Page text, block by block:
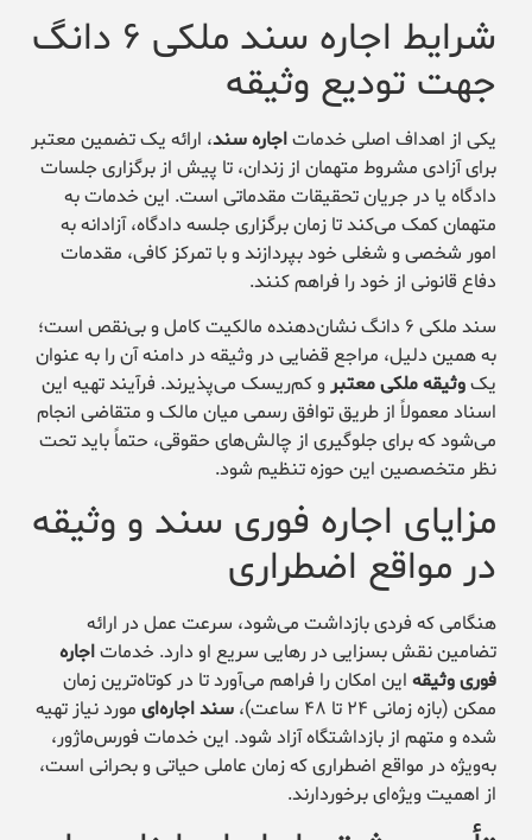
شرایط اجاره سند ملکی ۶ دانگ
جهت تودیع وثیقه
یکی از اهداف اصلی خدماتاجاره سند، ارائه یک تضمین معتبر
برای آزادی مشروط متهمان از زندان، تا پیش از برگزاری جلسات
دادگاه یا در جریان تحقیقات مقدماتی است. این خدمات به
متهمان کمک می‌کند تا زمان برگزاری جلسه دادگاه، آزادانه به
امور شخصی و شغلی خود بپردازند و با تمرکز کافی، مقدمات
دفاع قانونی از خود را فراهم کنند.
سند ملکی ۶ دانگ نشان‌دهنده مالکیت کامل و بی‌نقص است؛
به همین دلیل، مراجع قضایی در وثیقه در دامنه آن را به عنوان
یکوثیقه ملکی معتبرو کم‌ریسک می‌پذیرند. فرآیند تهیه این
اسناد معمولاً از طریق توافق رسمی میان مالک و متقاضی انجام
می‌شود که برای جلوگیری از چالش‌های حقوقی، حتماً باید تحت
نظر متخصصین این حوزه تنظیم شود.
مزایای اجاره فوری سند و وثیقه
در مواقع اضطراری
هنگامی که فردی بازداشت می‌شود، سرعت عمل در ارائه
تضامین نقش بسزایی در رهایی سریع او دارد. خدماتاجاره
فوری وثیقه این امکان را فراهم می‌آورد تا در کوتاه‌ترین زمان
ممکن (بازه زمانی ۲۴ تا ۴۸ ساعت)،
سند اجاره‌ای مورد نیاز تهیه
شده و متهم از بازداشتگاه آزاد شود. این خدمات فورس‌ماژور،
به‌ویژه در مواقع اضطراری که زمان عاملی حیاتی و بحرانی است،
از اهمیت ویژه‌ای برخوردارند.